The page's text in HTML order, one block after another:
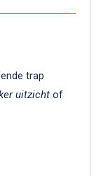
trap
uitzicht of